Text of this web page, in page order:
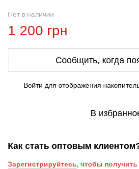
Нет в наличии
1 200 грн
Сообщить, когда
Войти для отображения
В
Как стать оптовым
Зарегистрируйтесь, чтобы